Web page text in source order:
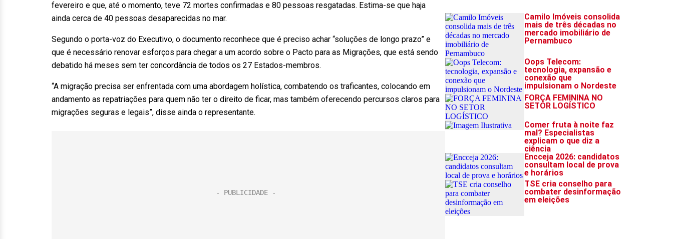
fevereiro e que, até o momento, teve 72 mortes confirmadas e 80 pessoas resgatadas. Estima-se que haja
ainda cerca de 40 pessoas desaparecidas no mar.
Segundo o porta-voz do Executivo, o documento reconhece que é preciso achar “soluções de longo prazo” e
que é necessário renovar esforços para chegar a um acordo sobre o Pacto para as Migrações, que está sendo
debatido há meses sem ter concordância de todos os 27 Estados-membros.
“A migração precisa ser enfrentada com uma abordagem holística, combatendo os traficantes, colocando em
andamento as repatriações para quem não ter o direito de ficar, mas também oferecendo percursos claros para
migrações seguras e legais”, disse ainda o representante.